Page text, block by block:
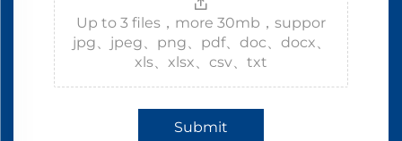
Up to 3 files，more 30mb，suppor
jpg、jpeg、png、pdf、doc、docx、
xls、xlsx、csv、txt
Submit